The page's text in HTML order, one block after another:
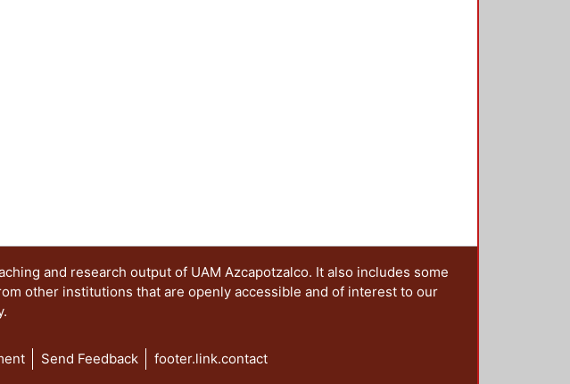
and research output of UAM Azcapotzalco. It also includes some
other institutions that are openly accessible and of interest to our
Send Feedback footer.link.contact